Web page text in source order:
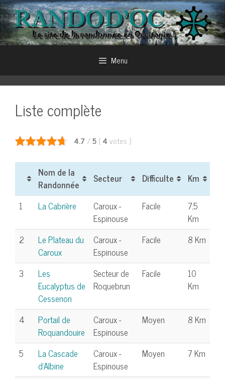
Aller
au
contenu
Menu
Liste complète
4.7 /5 ( 4 votes )
Nom de la
Randonnée
Secteur Difficulte
Km
1
La Cabrière
Caroux -
Espinouse
Facile
7,5
Km
2
Le Plateau du
Caroux
Caroux -
Espinouse
Facile 8 Km
3
Les
Eucalyptus de
Cessenon
Secteur de
Roquebrun
Facile
10
Km
4
Portail de
Roquandouire
Caroux -
Espinouse
Moyen 8 Km
5
La Cascade
d'Albine
Caroux -
Espinouse
Moyen 7 Km